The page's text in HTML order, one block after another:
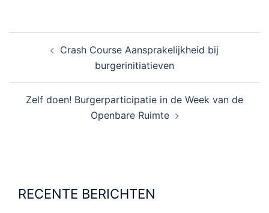
NAVIGATIECrash Course Aansprakelijkheid bij
burgerinitiatieven
Zelf doen! Burgerparticipatie in de Week van de
Openbare Ruimte
RECENTE BERICHTEN